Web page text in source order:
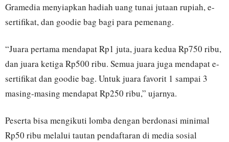
Gramedia menyiapkan hadiah uang tunai jutaan rupiah, e-
sertifikat, dan goodie bag bagi para pemenang.
“Juara pertama mendapat Rp1 juta, juara kedua Rp750 ribu,
dan juara ketiga Rp500 ribu. Semua juara juga mendapat e-
sertifikat dan goodie bag. Untuk juara favorit 1 sampai 3
masing-masing mendapat Rp250 ribu,” ujarnya.
Peserta bisa mengikuti lomba dengan berdonasi minimal
Rp50 ribu melalui tautan pendaftaran di media sosial